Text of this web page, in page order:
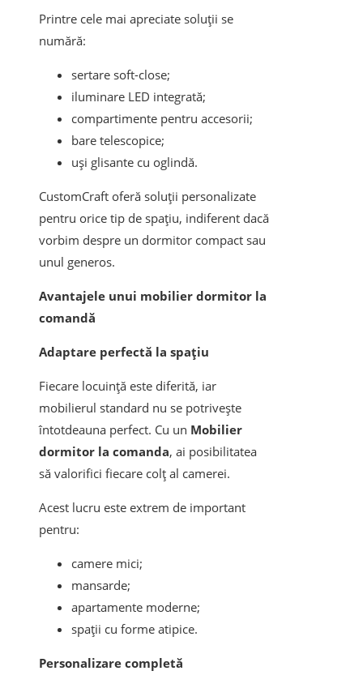
Printre cele mai apreciate soluții se
numără:
sertare soft-close;
iluminare LED integrată;
compartimente pentru accesorii;
bare telescopice;
uși glisante cu oglindă.
CustomCraft oferă soluții personalizate
pentru orice tip de spațiu, indiferent dacă
vorbim despre un dormitor compact sau
unul generos.
Avantajele unui mobilier dormitor la
comandă
Adaptare perfectă la spațiu
Fiecare locuință este diferită, iar
mobilierul standard nu se potrivește
întotdeauna perfect. Cu un Mobilier
dormitor la comanda, ai posibilitatea
să valorifici fiecare colț al camerei.
Acest lucru este extrem de important
pentru:
camere mici;
mansarde;
apartamente moderne;
spații cu forme atipice.
Personalizare completă